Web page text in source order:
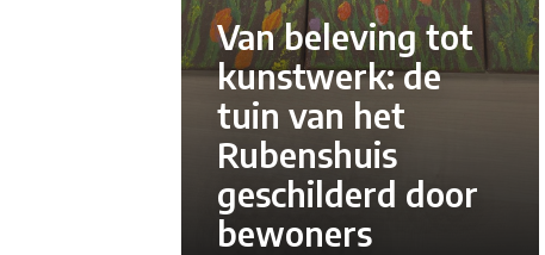
Van beleving tot
kunstwerk: de
tuin van het
Rubenshuis
geschilderd door
bewoners